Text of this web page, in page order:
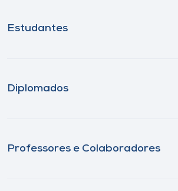
Estudantes
Diplomados
Professores e Colaboradores